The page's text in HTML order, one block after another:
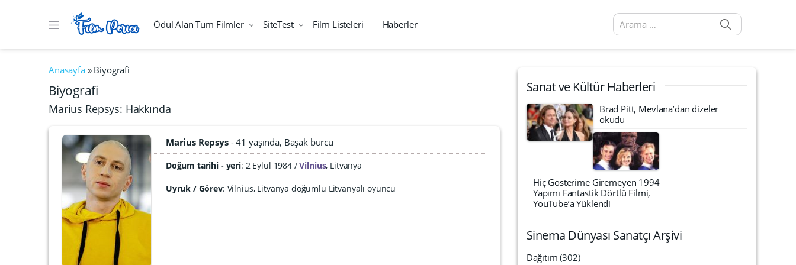
Ödül Alan Tüm Filmler SiteTest Film Listeleri Haberler
Arama sonuçları:
Anasayfa» Biyografi
Biyografi
Marius Repsys: Hakkında
Marius Repsys 41 yaşında Başak burcu
Doğum tarihi - yeri 2 Eylül 1984 Vilnius, Litvanya
Uyruk / Görev: Vilnius, Litvanya doğumlu Litvanyalı oyuncu
Sanat ve Kültür Haberleri
Brad Pitt, Mevlana’dan dizeler
okudu
Hiç Gösterime Giremeyen 1994
Yapımı Fantastik Dörtlü Filmi,
YouTube’a Yüklendi
Sinema Dünyası Sanatçı Arşivi
Dağıtım (302)